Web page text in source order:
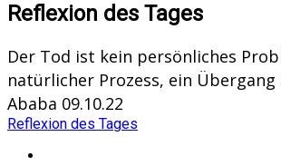
Reflexion des Tages
Der Tod ist kein persönliches
natürlicher Prozess, ein
Ababa 09.10.22
Reflexion des Tages